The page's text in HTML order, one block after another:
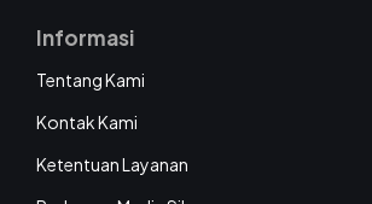
Informasi
Tentang Kami
Kontak Kami
Ketentuan Layanan